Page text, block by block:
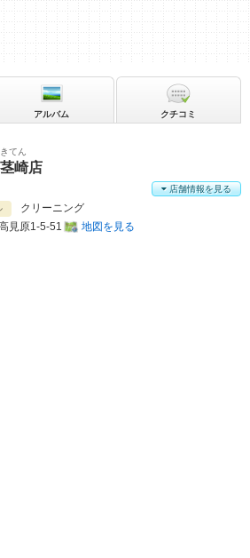
てん
崎店
クリーニング
見原1-5-51 地図を見る
店舗情報を見る
アルバム クチコミ